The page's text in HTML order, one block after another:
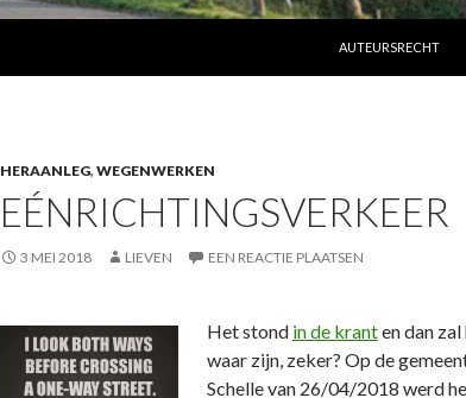
AUTEURSRECHT
HERAANLEG, WEGENWERKEN
EÉNRICHTINGSVERKEER
3 MEI 2018 LIEVEN EEN REACTIE PLAATSEN
Het stond in de kranten dan
waar zijn, zeker? Op de
Schelle van 26/04/2018 werd